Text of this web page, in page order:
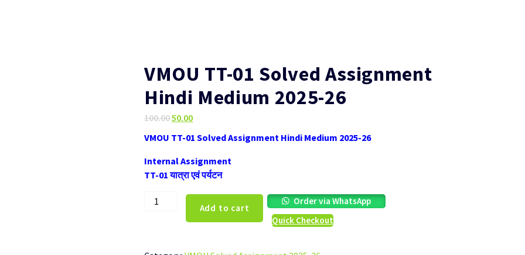
VMOU TT-01 Solved Assignment
Hindi Medium 2025-26
100.00Original
₹100.00.
50.00Current
₹50.00.
VMOU TT-01 Solved Assignment Hindi Medium 2025-26
Internal Assignment
TT-01 यात्रा एवं पर्यटन
VMOU
Add to cart
Order via WhatsApp
Quick Checkout